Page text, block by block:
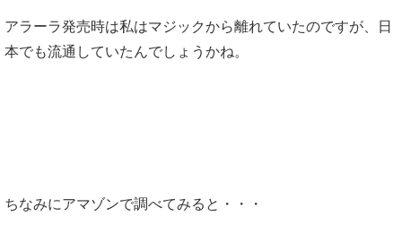
アラーラ発売時は私はマジックから離れていたのですが、日
本でも流通していたんでしょうかね。
ちなみにアマゾンで調べてみると・・・